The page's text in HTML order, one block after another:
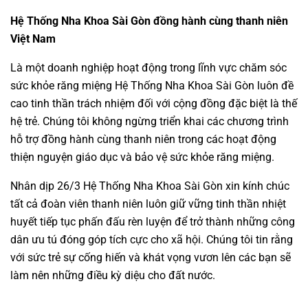
Hệ Thống Nha Khoa Sài Gòn đồng hành cùng thanh niên
Việt Nam
Là một doanh nghiệp hoạt động trong lĩnh vực chăm sóc
sức khỏe răng miệng Hệ Thống Nha Khoa Sài Gòn luôn đề
cao tinh thần trách nhiệm đối với cộng đồng đặc biệt là thế
hệ trẻ. Chúng tôi không ngừng triển khai các chương trình
hỗ trợ đồng hành cùng thanh niên trong các hoạt động
thiện nguyện giáo dục và bảo vệ sức khỏe răng miệng.
Nhân dịp 26/3 Hệ Thống Nha Khoa Sài Gòn xin kính chúc
tất cả đoàn viên thanh niên luôn giữ vững tinh thần nhiệt
huyết tiếp tục phấn đấu rèn luyện để trở thành những công
dân ưu tú đóng góp tích cực cho xã hội. Chúng tôi tin rằng
với sức trẻ sự cống hiến và khát vọng vươn lên các bạn sẽ
làm nên những điều kỳ diệu cho đất nước.